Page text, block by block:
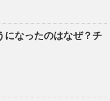
になったのはなぜ？チ